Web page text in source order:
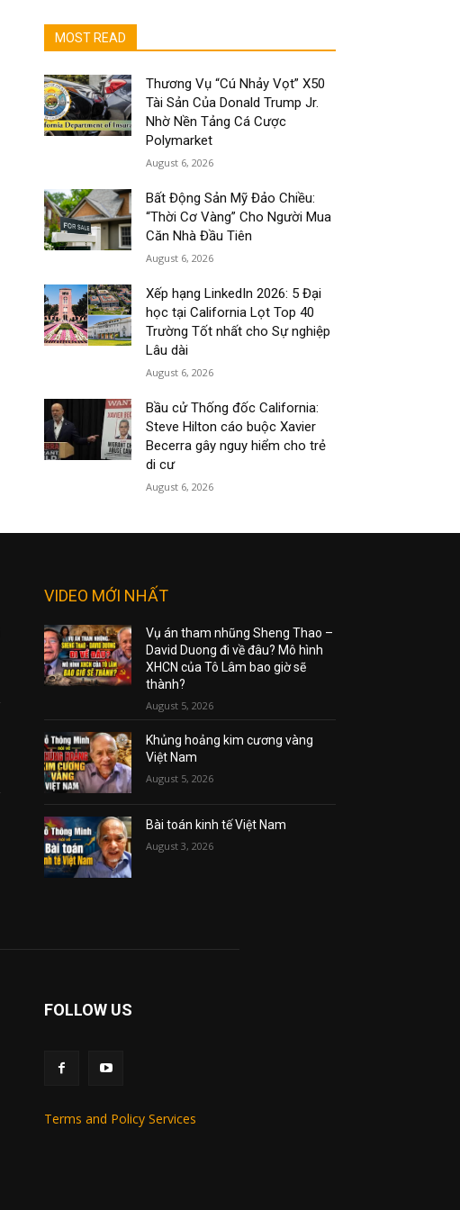
MOST READ
Thương Vụ “Cú Nhảy Vọt” X50
Tài Sản Của Donald Trump Jr.
Nhờ Nền Tảng Cá Cược
Polymarket
August 6, 2026
Bất Động Sản Mỹ Đảo Chiều:
“Thời Cơ Vàng” Cho Người Mua
Căn Nhà Đầu Tiên
August 6, 2026
Xếp hạng LinkedIn 2026: 5 Đại
học tại California Lọt Top 40
Trường Tốt nhất cho Sự nghiệp
Lâu dài
August 6, 2026
Bầu cử Thống đốc California:
Steve Hilton cáo buộc Xavier
Becerra gây nguy hiểm cho trẻ
di cư
August 6, 2026
VIDEO MỚI NHẤT
Vụ án tham nhũng Sheng Thao –
David Duong đi về đâu? Mô hình
XHCN của Tô Lâm bao giờ sẽ
thành?
August 5, 2026
Khủng hoảng kim cương vàng
Việt Nam
August 5, 2026
Bài toán kinh tế Việt Nam
August 3, 2026
FOLLOW US
Terms and Policy Services